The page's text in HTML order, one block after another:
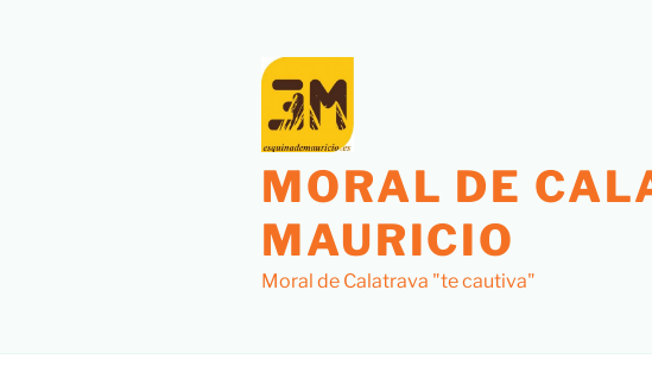
MORAL DE
MAURICIO
Moral de Calatrava "te cautiva"